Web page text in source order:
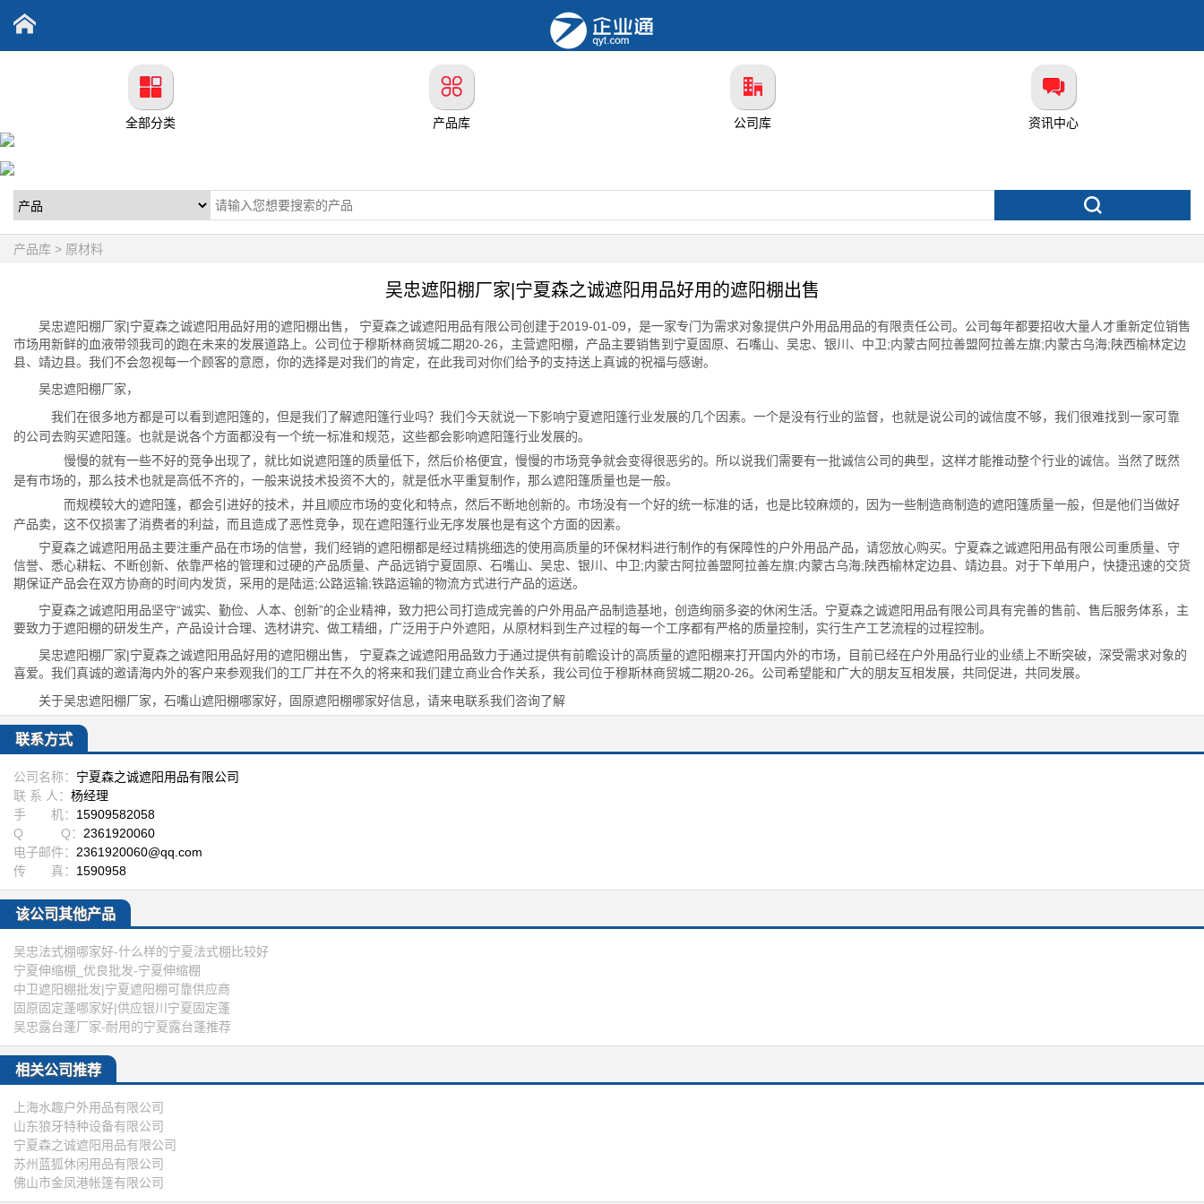
全部分类 产品库 公司库 资讯中心
产品库 > 原材料
吴忠遮阳棚厂家|宁夏森之诚遮阳用品好用的遮阳棚出售
吴忠遮阳棚厂家|宁夏森之诚遮阳用品好用的遮阳棚出售， 宁夏森之诚遮阳用品有限公司创建于2019-01-09，是一家专门为需求对象提供户外用品用品的有限责任公司。公司每年都要招收大量人才重新定位销售
市场用新鲜的血液带领我司的跑在未来的发展道路上。公司位于穆斯林商贸城二期20-26，主营遮阳棚，产品主要销售到宁夏固原、石嘴山、吴忠、银川、中卫;内蒙古阿拉善盟阿拉善左旗;内蒙古乌海;陕西榆林定边
县、靖边县。我们不会忽视每一个顾客的意愿，你的选择是对我们的肯定，在此我司对你们给予的支持送上真诚的祝福与感谢。
吴忠遮阳棚厂家，
我们在很多地方都是可以看到遮阳篷的，但是我们了解遮阳篷行业吗？我们今天就说一下影响宁夏遮阳篷行业发展的几个因素。一个是没有行业的监督，也就是说公司的诚信度不够，我们很难找到一家可靠
的公司去购买遮阳篷。也就是说各个方面都没有一个统一标准和规范，这些都会影响遮阳篷行业发展的。
慢慢的就有一些不好的竞争出现了，就比如说遮阳篷的质量低下，然后价格便宜，慢慢的市场竞争就会变得很恶劣的。所以说我们需要有一批诚信公司的典型，这样才能推动整个行业的诚信。当然了既然
是有市场的，那么技术也就是高低不齐的，一般来说技术投资不大的，就是低水平重复制作，那么遮阳篷质量也是一般。
而规模较大的遮阳篷，都会引进好的技术，并且顺应市场的变化和特点，然后不断地创新的。市场没有一个好的统一标准的话，也是比较麻烦的，因为一些制造商制造的遮阳篷质量一般，但是他们当做好
产品卖，这不仅损害了消费者的利益，而且造成了恶性竞争，现在遮阳篷行业无序发展也是有这个方面的因素。
宁夏森之诚遮阳用品主要注重产品在市场的信誉，我们经销的遮阳棚都是经过精挑细选的使用高质量的环保材料进行制作的有保障性的户外用品产品，请您放心购买。宁夏森之诚遮阳用品有限公司重质量、守
信誉、悉心耕耘、不断创新、依靠严格的管理和过硬的产品质量、产品远销宁夏固原、石嘴山、吴忠、银川、中卫;内蒙古阿拉善盟阿拉善左旗;内蒙古乌海;陕西榆林定边县、靖边县。对于下单用户，快捷迅速的交货
期保证产品会在双方协商的时间内发货，采用的是陆运;公路运输;铁路运输的物流方式进行产品的运送。
宁夏森之诚遮阳用品坚守“诚实、勤俭、人本、创新”的企业精神，致力把公司打造成完善的户外用品产品制造基地，创造绚丽多姿的休闲生活。宁夏森之诚遮阳用品有限公司具有完善的售前、售后服务体系，主
要致力于遮阳棚的研发生产，产品设计合理、选材讲究、做工精细，广泛用于户外遮阳，从原材料到生产过程的每一个工序都有严格的质量控制，实行生产工艺流程的过程控制。
吴忠遮阳棚厂家|宁夏森之诚遮阳用品好用的遮阳棚出售， 宁夏森之诚遮阳用品致力于通过提供有前瞻设计的高质量的遮阳棚来打开国内外的市场，目前已经在户外用品行业的业绩上不断突破，深受需求对象的
喜爱。我们真诚的邀请海内外的客户来参观我们的工厂并在不久的将来和我们建立商业合作关系，我公司位于穆斯林商贸城二期20-26。公司希望能和广大的朋友互相发展，共同促进，共同发展。
关于吴忠遮阳棚厂家，石嘴山遮阳棚哪家好，固原遮阳棚哪家好信息，请来电联系我们咨询了解
联系方式
公司名称： 宁夏森之诚遮阳用品有限公司
联 系 人： 杨经理
手 机： 15909582058
Q Q： 2361920060
电子邮件： 2361920060@qq.com
传 真： 1590958
该公司其他产品
吴忠法式棚哪家好-什么样的宁夏法式棚比较好
宁夏伸缩棚_优良批发-宁夏伸缩棚
中卫遮阳棚批发|宁夏遮阳棚可靠供应商
固原固定蓬哪家好|供应银川宁夏固定蓬
吴忠露台蓬厂家-耐用的宁夏露台蓬推荐
相关公司推荐
上海水趣户外用品有限公司
山东狼牙特种设备有限公司
宁夏森之诚遮阳用品有限公司
苏州蓝狐休闲用品有限公司
佛山市金凤港帐篷有限公司